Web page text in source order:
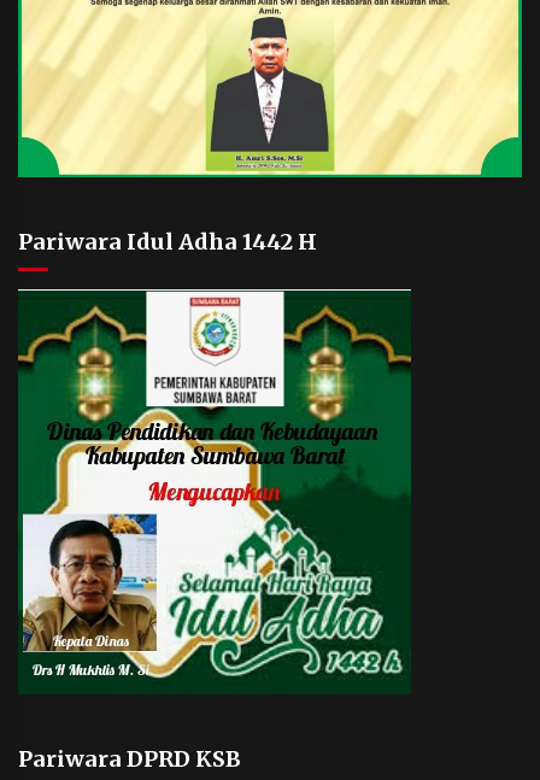
Pariwara Idul Adha 1442 H
Pariwara DPRD KSB